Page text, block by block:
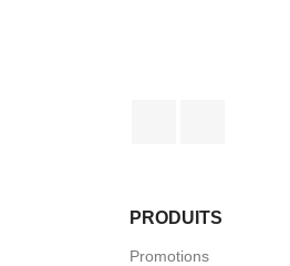
PRODUITS
Promotions